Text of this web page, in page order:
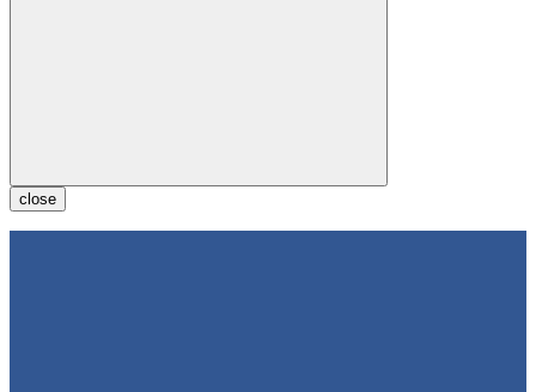
close